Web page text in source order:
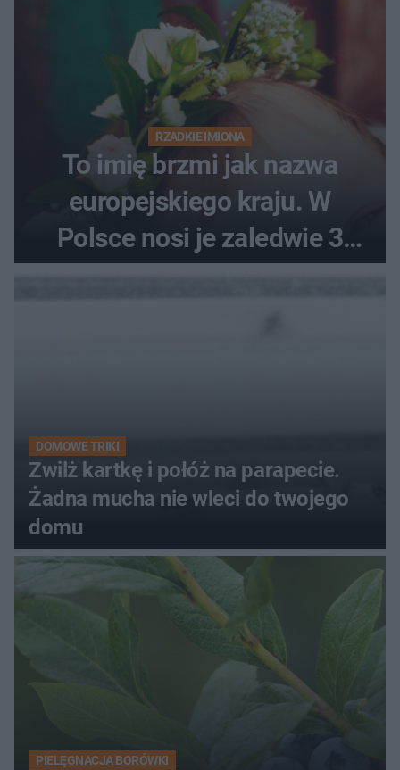
RZADKIE IMIONA
To imię brzmi jak nazwa
europejskiego kraju. W
Polsce nosi je zaledwie 3
kobiety
DOMOWE TRIKI
Zwilż kartkę i połóż na parapecie.
Żadna mucha nie wleci do twojego
domu
PIELĘGNACJA BORÓWKI